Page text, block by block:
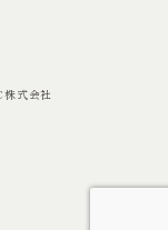
式会社